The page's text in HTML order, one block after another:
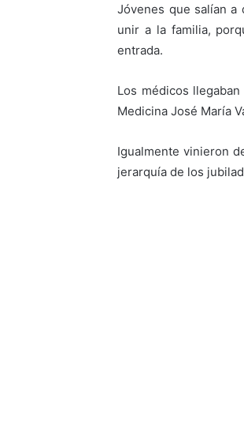
Jóvenes que salían a
unir a la familia,
entrada.
Los médicos
Medicina José María
Igualmente vinieron
jerarquía de los